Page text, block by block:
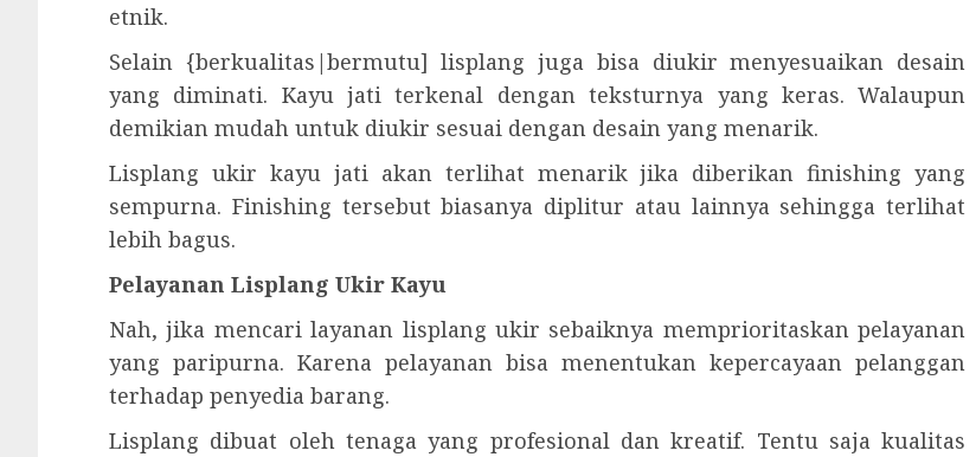
etnik.
Selain {berkualitas|bermutu] lisplang juga bisa diukir menyesuaikan desain
yang diminati. Kayu jati terkenal dengan teksturnya yang keras. Walaupun
demikian mudah untuk diukir sesuai dengan desain yang menarik.
Lisplang ukir kayu jati akan terlihat menarik jika diberikan finishing yang
sempurna. Finishing tersebut biasanya diplitur atau lainnya sehingga terlihat
lebih bagus.
Pelayanan Lisplang Ukir Kayu
Nah, jika mencari layanan lisplang ukir sebaiknya memprioritaskan pelayanan
yang paripurna. Karena pelayanan bisa menentukan kepercayaan pelanggan
terhadap penyedia barang.
Lisplang dibuat oleh tenaga yang profesional dan kreatif. Tentu saja kualitas